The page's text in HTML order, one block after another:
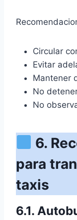
Circular
Evitar
Mantener
No
No
6.
para
taxis
6.1.